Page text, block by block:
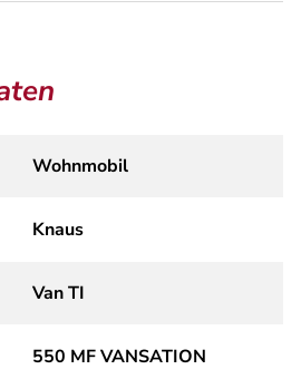
Wohnmobil
Knaus
Van TI
550 MF VANSATION